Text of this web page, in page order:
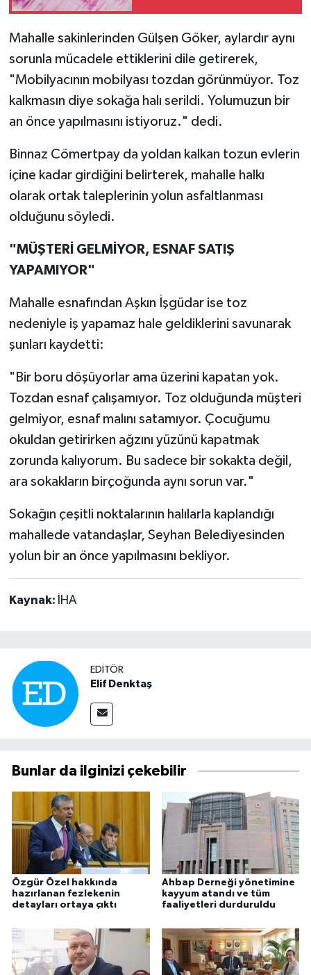
Mahalle sakinlerinden Gülşen Göker, aylardır aynı
sorunla mücadele ettiklerini dile getirerek,
"Mobilyacının mobilyası tozdan görünmüyor. Toz
kalkmasın diye sokağa halı serildi. Yolumuzun bir
an önce yapılmasını istiyoruz." dedi.
Binnaz Cömertpay da yoldan kalkan tozun evlerin
içine kadar girdiğini belirterek, mahalle halkı
olarak ortak taleplerinin yolun asfaltlanması
olduğunu söyledi.
"MÜŞTERİ GELMİYOR, ESNAF SATIŞ
YAPAMIYOR"
Mahalle esnafından Aşkın İşgüdar ise toz
nedeniyle iş yapamaz hale geldiklerini savunarak
şunları kaydetti:
"Bir boru döşüyorlar ama üzerini kapatan yok.
Tozdan esnaf çalışamıyor. Toz olduğunda müşteri
gelmiyor, esnaf malını satamıyor. Çocuğumu
okuldan getirirken ağzını yüzünü kapatmak
zorunda kalıyorum. Bu sadece bir sokakta değil,
ara sokakların birçoğunda aynı sorun var."
Sokağın çeşitli noktalarının halılarla kaplandığı
mahallede vatandaşlar, Seyhan Belediyesinden
yolun bir an önce yapılmasını bekliyor.
Kaynak: İHA
EDITÖR
Elif Denktaş
Bunlar da ilginizi çekebilir
Özgür Özel hakkında
hazırlanan fezlekenin
detayları ortaya çıktı
Ahbap Derneği yönetimine
kayyum atandı ve tüm
faaliyetleri durduruldu